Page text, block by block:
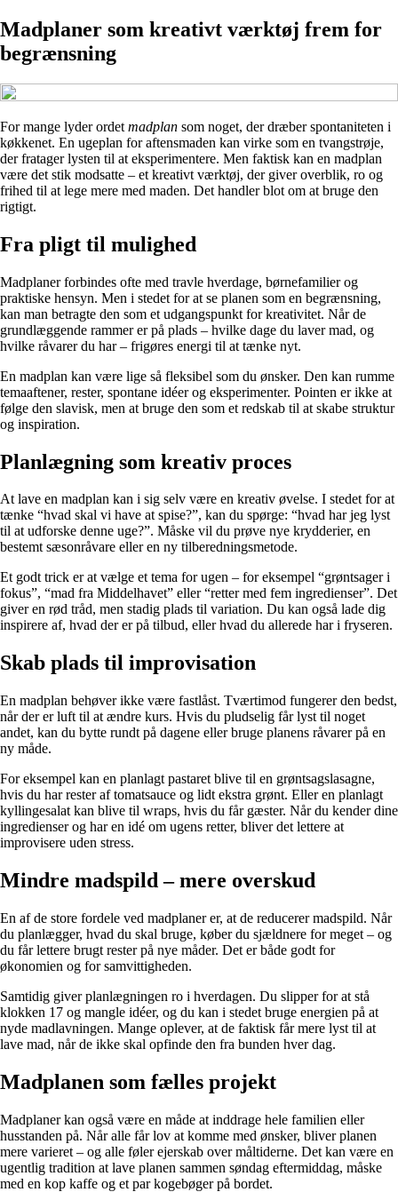
Madplaner som kreativt værktøj frem for
begrænsning
For mange lyder ordet madplan som noget, der dræber spontaniteten i
køkkenet. En ugeplan for aftensmaden kan virke som en tvangstrøje,
der fratager lysten til at eksperimentere. Men faktisk kan en madplan
være det stik modsatte – et kreativt værktøj, der giver overblik, ro og
frihed til at lege mere med maden. Det handler blot om at bruge den
rigtigt.
Fra pligt til mulighed
Madplaner forbindes ofte med travle hverdage, børnefamilier og
praktiske hensyn. Men i stedet for at se planen som en begrænsning,
kan man betragte den som et udgangspunkt for kreativitet. Når de
grundlæggende rammer er på plads – hvilke dage du laver mad, og
hvilke råvarer du har – frigøres energi til at tænke nyt.
En madplan kan være lige så fleksibel som du ønsker. Den kan rumme
temaaftener, rester, spontane idéer og eksperimenter. Pointen er ikke at
følge den slavisk, men at bruge den som et redskab til at skabe struktur
og inspiration.
Planlægning som kreativ proces
At lave en madplan kan i sig selv være en kreativ øvelse. I stedet for at
tænke “hvad skal vi have at spise?”, kan du spørge: “hvad har jeg lyst
til at udforske denne uge?”. Måske vil du prøve nye krydderier, en
bestemt sæsonråvare eller en ny tilberedningsmetode.
Et godt trick er at vælge et tema for ugen – for eksempel “grøntsager i
fokus”, “mad fra Middelhavet” eller “retter med fem ingredienser”. Det
giver en rød tråd, men stadig plads til variation. Du kan også lade dig
inspirere af, hvad der er på tilbud, eller hvad du allerede har i fryseren.
Skab plads til improvisation
En madplan behøver ikke være fastlåst. Tværtimod fungerer den bedst,
når der er luft til at ændre kurs. Hvis du pludselig får lyst til noget
andet, kan du bytte rundt på dagene eller bruge planens råvarer på en
ny måde.
For eksempel kan en planlagt pastaret blive til en grøntsagslasagne,
hvis du har rester af tomatsauce og lidt ekstra grønt. Eller en planlagt
kyllingesalat kan blive til wraps, hvis du får gæster. Når du kender dine
ingredienser og har en idé om ugens retter, bliver det lettere at
improvisere uden stress.
Mindre madspild – mere overskud
En af de store fordele ved madplaner er, at de reducerer madspild. Når
du planlægger, hvad du skal bruge, køber du sjældnere for meget – og
du får lettere brugt rester på nye måder. Det er både godt for
økonomien og for samvittigheden.
Samtidig giver planlægningen ro i hverdagen. Du slipper for at stå
klokken 17 og mangle idéer, og du kan i stedet bruge energien på at
nyde madlavningen. Mange oplever, at de faktisk får mere lyst til at
lave mad, når de ikke skal opfinde den fra bunden hver dag.
Madplanen som fælles projekt
Madplaner kan også være en måde at inddrage hele familien eller
husstanden på. Når alle får lov at komme med ønsker, bliver planen
mere varieret – og alle føler ejerskab over måltiderne. Det kan være en
ugentlig tradition at lave planen sammen søndag eftermiddag, måske
med en kop kaffe og et par kogebøger på bordet.